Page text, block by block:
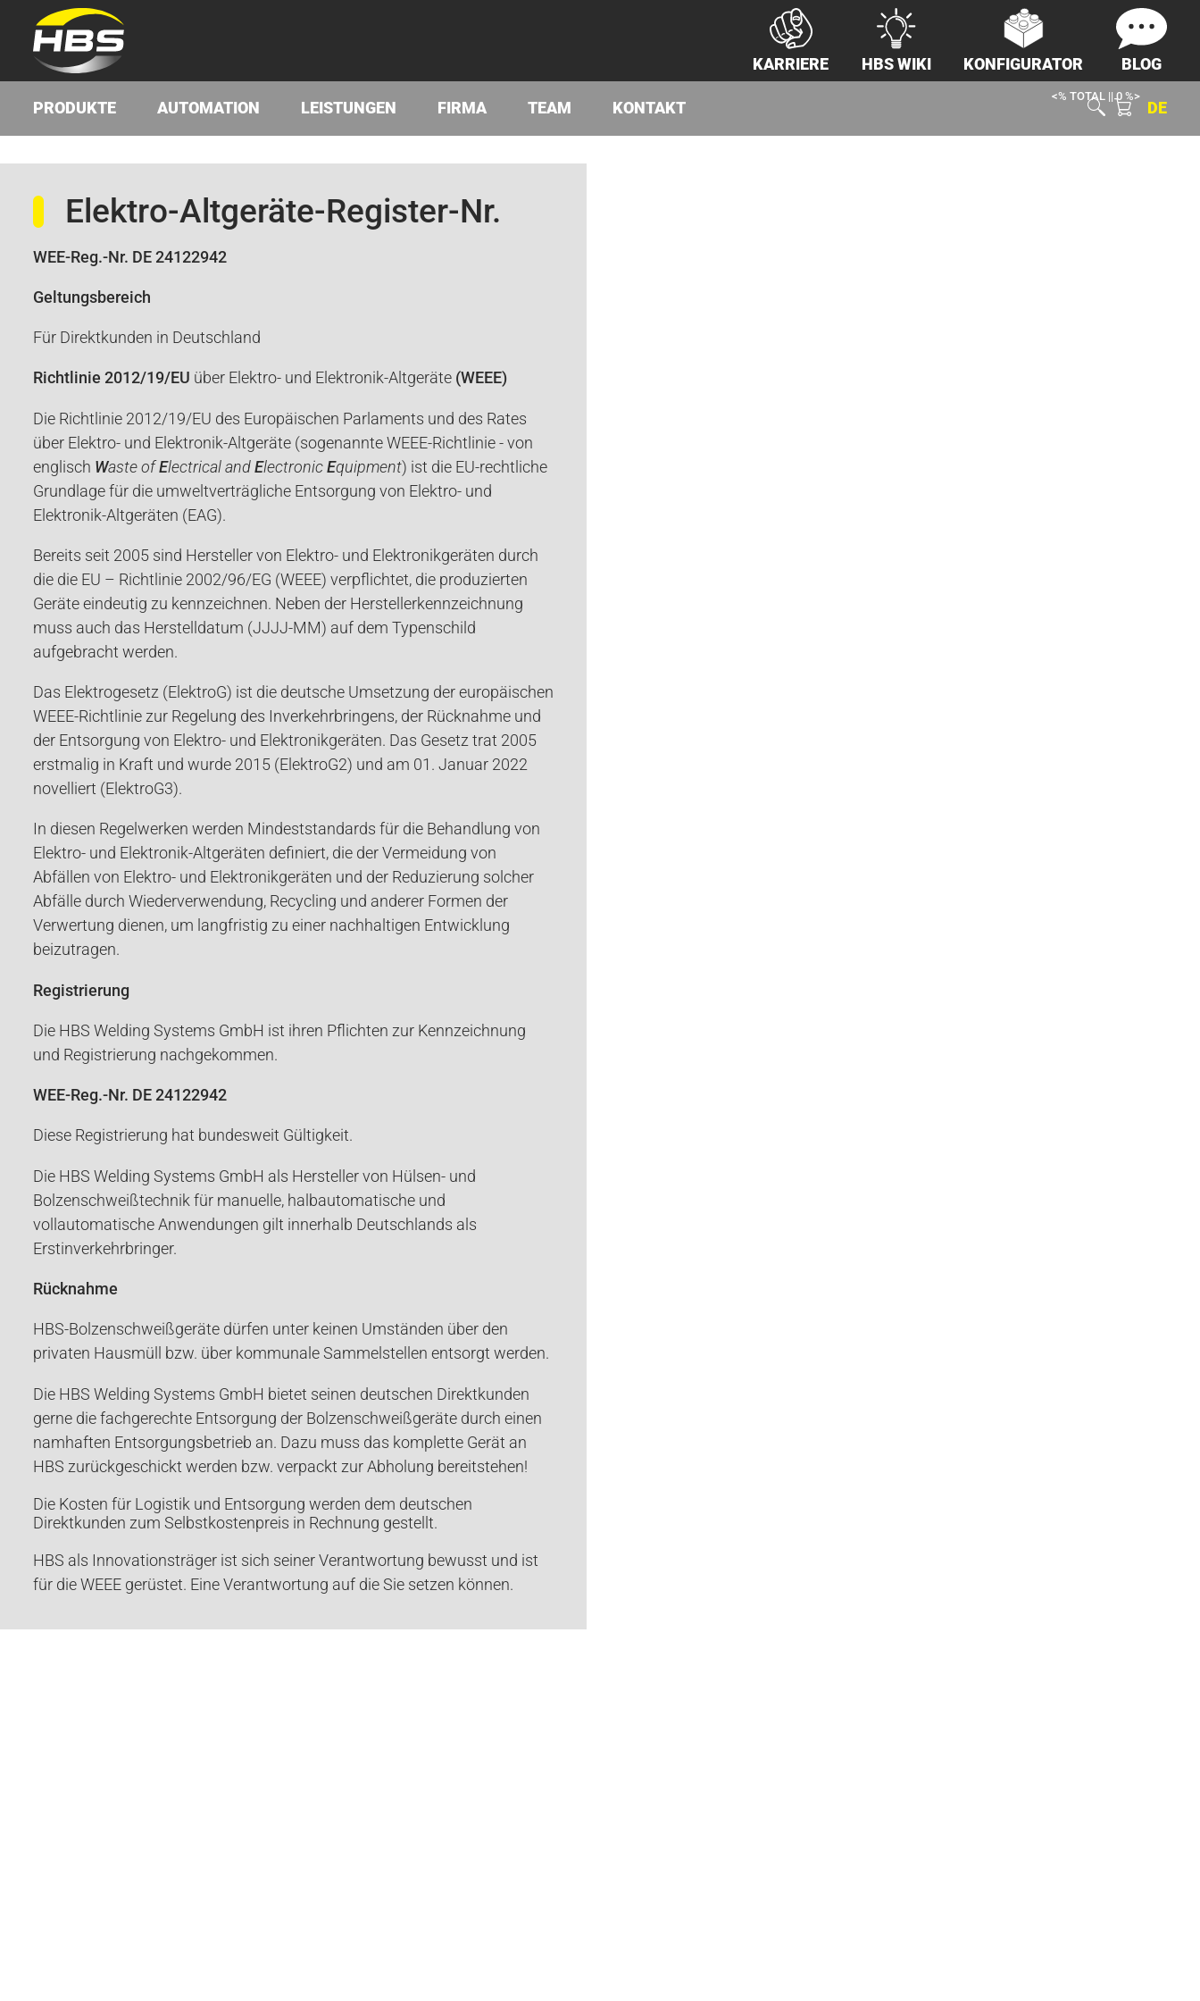
KARRIERE HBS WIKI KONFIGURATOR BLOG
PRODUKTE AUTOMATION LEISTUNGEN FIRMA TEAM KONTAKT
<% TOTAL || 0 %>
DE
Elektro-Altgeräte-Register-Nr.
WEE-Reg.-Nr. DE 24122942
Geltungsbereich
Für Direktkunden in Deutschland
Richtlinie 2012/19/EU über Elektro- und Elektronik-Altgeräte(WEEE)
Die Richtlinie 2012/19/EU des Europäischen Parlaments und des Rates
über Elektro- und Elektronik-Altgeräte (sogenannte WEEE-Richtlinie - von
englisch Waste ofElectrical andElectronicEquipment) ist die EU-rechtliche
Grundlage für die umweltverträgliche Entsorgung von Elektro- und
Elektronik-Altgeräten (EAG).
Bereits seit 2005 sind Hersteller von Elektro- und Elektronikgeräten durch
die die EU – Richtlinie 2002/96/EG (WEEE) verpflichtet, die produzierten
Geräte eindeutig zu kennzeichnen. Neben der Herstellerkennzeichnung
muss auch das Herstelldatum (JJJJ-MM) auf dem Typenschild
aufgebracht werden.
Das Elektrogesetz (ElektroG) ist die deutsche Umsetzung der europäischen
WEEE-Richtlinie zur Regelung des Inverkehrbringens, der Rücknahme und
der Entsorgung von Elektro- und Elektronikgeräten. Das Gesetz trat 2005
erstmalig in Kraft und wurde 2015 (ElektroG2) und am 01. Januar 2022
novelliert (ElektroG3).
In diesen Regelwerken werden Mindeststandards für die Behandlung von
Elektro- und Elektronik-Altgeräten definiert, die der Vermeidung von
Abfällen von Elektro- und Elektronikgeräten und der Reduzierung solcher
Abfälle durch Wiederverwendung, Recycling und anderer Formen der
Verwertung dienen, um langfristig zu einer nachhaltigen Entwicklung
beizutragen.
Registrierung
Die HBS Welding Systems GmbH ist ihren Pflichten zur Kennzeichnung
und Registrierung nachgekommen.
WEE-Reg.-Nr. DE 24122942
Diese Registrierung hat bundesweit Gültigkeit.
Die HBS Welding Systems GmbH als Hersteller von Hülsen- und
Bolzenschweißtechnik für manuelle, halbautomatische und
vollautomatische Anwendungen gilt innerhalb Deutschlands als
Erstinverkehrbringer.
Rücknahme
HBS-Bolzenschweißgeräte dürfen unter keinen Umständen über den
privaten Hausmüll bzw. über kommunale Sammelstellen entsorgt werden.
Die HBS Welding Systems GmbH bietet seinen deutschen Direktkunden
gerne die fachgerechte Entsorgung der Bolzenschweißgeräte durch einen
namhaften Entsorgungsbetrieb an. Dazu muss das komplette Gerät an
HBS zurückgeschickt werden bzw. verpackt zur Abholung bereitstehen!
Die Kosten für Logistik und Entsorgung werden dem deutschen
Direktkunden zum Selbstkostenpreis in Rechnung gestellt.
HBS als Innovationsträger ist sich seiner Verantwortung bewusst und ist
für die WEEE gerüstet. Eine Verantwortung auf die Sie setzen können.